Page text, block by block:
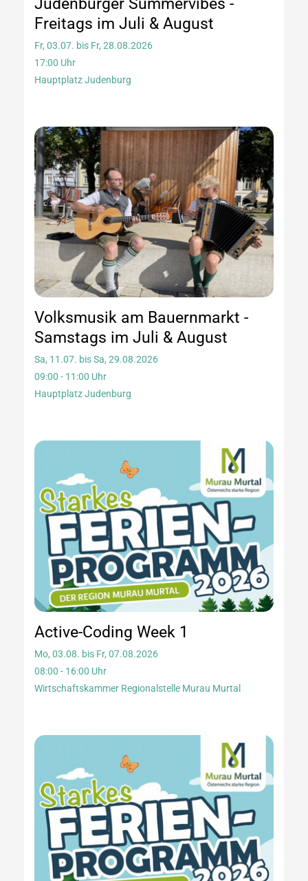
Freitags im Juli & August
Fr, 03.07. bis Fr, 28.08.2026
17:00 Uhr
Hauptplatz Judenburg
Volksmusik am Bauernmarkt -
Samstags im Juli & August
Sa, 11.07. bis Sa, 29.08.2026
09:00 - 11:00 Uhr
Hauptplatz Judenburg
Active-Coding Week 1
Mo, 03.08. bis Fr, 07.08.2026
08:00 - 16:00 Uhr
Wirtschaftskammer Regionalstelle Murau Murtal